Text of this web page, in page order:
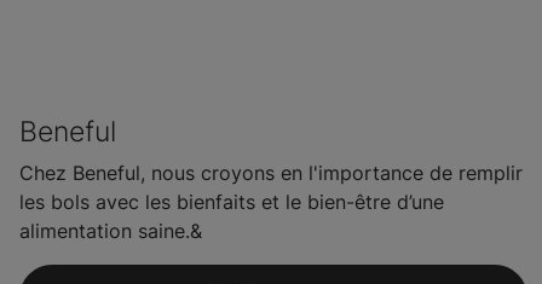
Beneful
Chez Beneful, nous croyons en l'importance de remplir
les bols avec les bienfaits et le bien-être d’une
alimentation saine.&